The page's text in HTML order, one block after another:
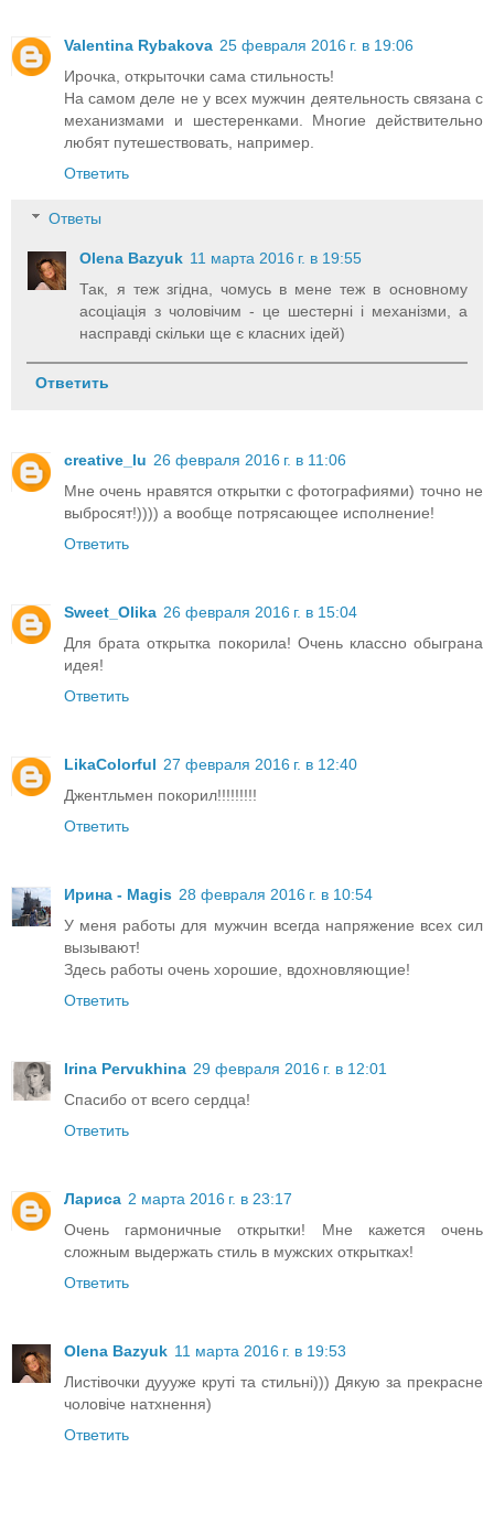
Valentina Rybakova 25 февраля 2016 г. в 19:06
Ирочка, открыточки сама стильность!
На самом деле не у всех мужчин деятельность связана с
механизмами и шестеренками. Многие действительно
любят путешествовать, например.
Ответить
Ответы
Olena Bazyuk 11 марта 2016 г. в 19:55
Так, я теж згідна, чомусь в мене теж в основному
асоціація з чоловічим - це шестерні і механізми, а
насправді скільки ще є класних ідей)
Ответить
creative_lu 26 февраля 2016 г. в 11:06
Мне очень нравятся открытки с фотографиями) точно не
выбросят!)))) а вообще потрясающее исполнение!
Ответить
Sweet_Olika 26 февраля 2016 г. в 15:04
Для брата открытка покорила! Очень классно обыграна
идея!
Ответить
LikaColorful 27 февраля 2016 г. в 12:40
Джентльмен покорил!!!!!!!!!
Ответить
Ирина - Magis 28 февраля 2016 г. в 10:54
У меня работы для мужчин всегда напряжение всех сил
вызывают!
Здесь работы очень хорошие, вдохновляющие!
Ответить
Irina Pervukhina 29 февраля 2016 г. в 12:01
Спасибо от всего сердца!
Ответить
Лариса 2 марта 2016 г. в 23:17
Очень гармоничные открытки! Мне кажется очень
сложным выдержать стиль в мужских открытках!
Ответить
Olena Bazyuk 11 марта 2016 г. в 19:53
Листівочки дуууже круті та стильні))) Дякую за прекрасне
чоловіче натхнення)
Ответить